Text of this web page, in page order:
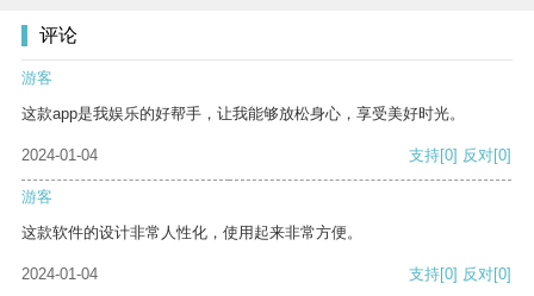
评论
游客
这款app是我娱乐的好帮手，让我能够放松身心，享受美好时光。
2024-01-04 支持[0] 反对[0]
游客
这款软件的设计非常人性化，使用起来非常方便。
2024-01-04 支持[0] 反对[0]